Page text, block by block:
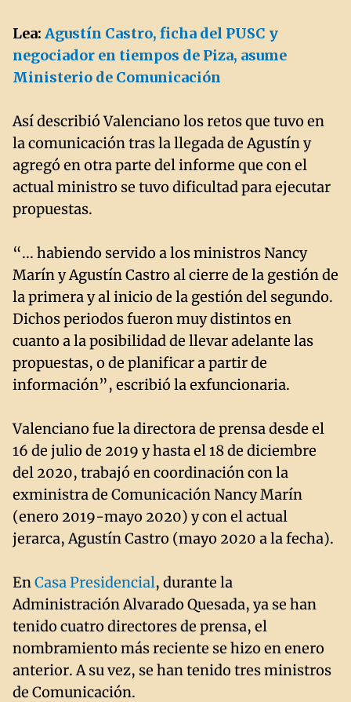
Lea: Agustín Castro, ficha del PUSC y
negociador en tiempos de Piza, asume
Ministerio de Comunicación
Así describió Valenciano los retos que tuvo en
la comunicación tras la llegada de Agustín y
agregó en otra parte del informe que con el
actual ministro se tuvo dificultad para ejecutar
propuestas.
“... habiendo servido a los ministros Nancy
Marín y Agustín Castro al cierre de la gestión de
la primera y al inicio de la gestión del segundo.
Dichos periodos fueron muy distintos en
cuanto a la posibilidad de llevar adelante las
propuestas, o de planificar a partir de
información”, escribió la exfuncionaria.
Valenciano fue la directora de prensa desde el
16 de julio de 2019 y hasta el 18 de diciembre
del 2020, trabajó en coordinación con la
exministra de Comunicación Nancy Marín
(enero 2019-mayo 2020) y con el actual
jerarca, Agustín Castro (mayo 2020 a la fecha).
En Casa Presidencial, durante la
Administración Alvarado Quesada, ya se han
tenido cuatro directores de prensa, el
nombramiento más reciente se hizo en enero
anterior. A su vez, se han tenido tres ministros
de Comunicación.